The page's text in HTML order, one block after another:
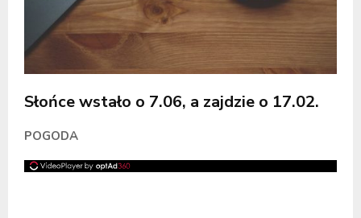
Słońce wstało o 7.06, a zajdzie o 17.02.
POGODA